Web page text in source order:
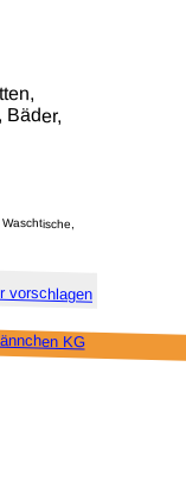
vor­schlagen
KG